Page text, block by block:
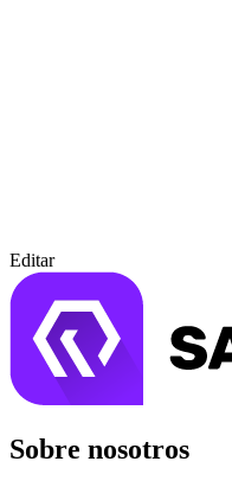
Editar
Sobre nosotros